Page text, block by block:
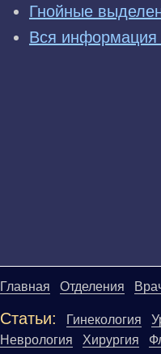
Гнойные
Вся информация
Главная Отделения
Статьи: Гинекология
Неврология
Хирургия